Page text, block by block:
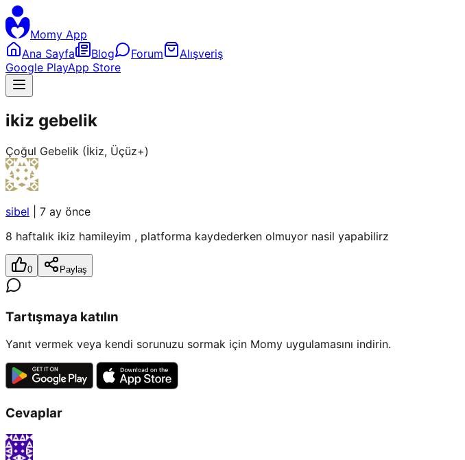
Momy App
Ana Sayfa
Blog Forum
Alışveriş
Google PlayApp Store
ikiz gebelik
Çoğul Gebelik (İkiz, Üçüz+)
sibel
7 ay önce
8 haftalık ikiz hamileyim , platforma kaydederken olmuyor nasil yapabilirz
0 Paylaş
Tartışmaya katılın
Yanıt vermek veya kendi sorunuzu sormak için Momy uygulamasını indirin.
Cevaplar